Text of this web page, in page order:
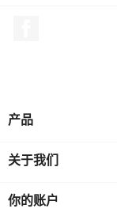
产品
关于我们
你的账户